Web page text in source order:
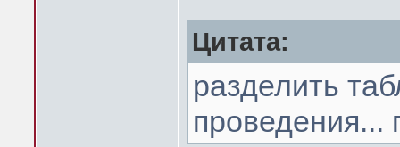
Цитата:
разделить
проведения...